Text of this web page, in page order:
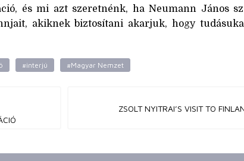
és mi azt szeretnénk, ha Neumann János
akiknek biztosítani akarjuk, hogy
#interjú #Magyar Nemzet
ZSOLT NYITRAI’S VISIT TO